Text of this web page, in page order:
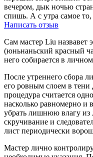
вечером, дык ночью
спишь. А с утра самое то,
Написать отзыв
Сам мастер Liu назвавет
(юньнаньский красный
него собирается в
После утреннего сбора
его ровным слоем в тени
процедура считается
насколько равномерно и
убрать лишнюю влагу из
скручивание и
лист периодически
Мастер лично